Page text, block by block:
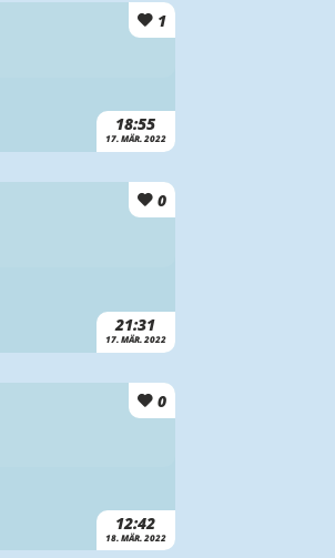
1
18:55
17. MÄR. 2022
0
21:31
17. MÄR. 2022
0
12:42
18. MÄR. 2022